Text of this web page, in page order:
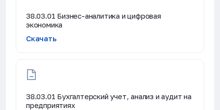
38.03.01 Бизнес-аналитика и цифровая
экономика
Скачать
38.03.01 Бухгалтерский учет, анализ и аудит на
предприятиях